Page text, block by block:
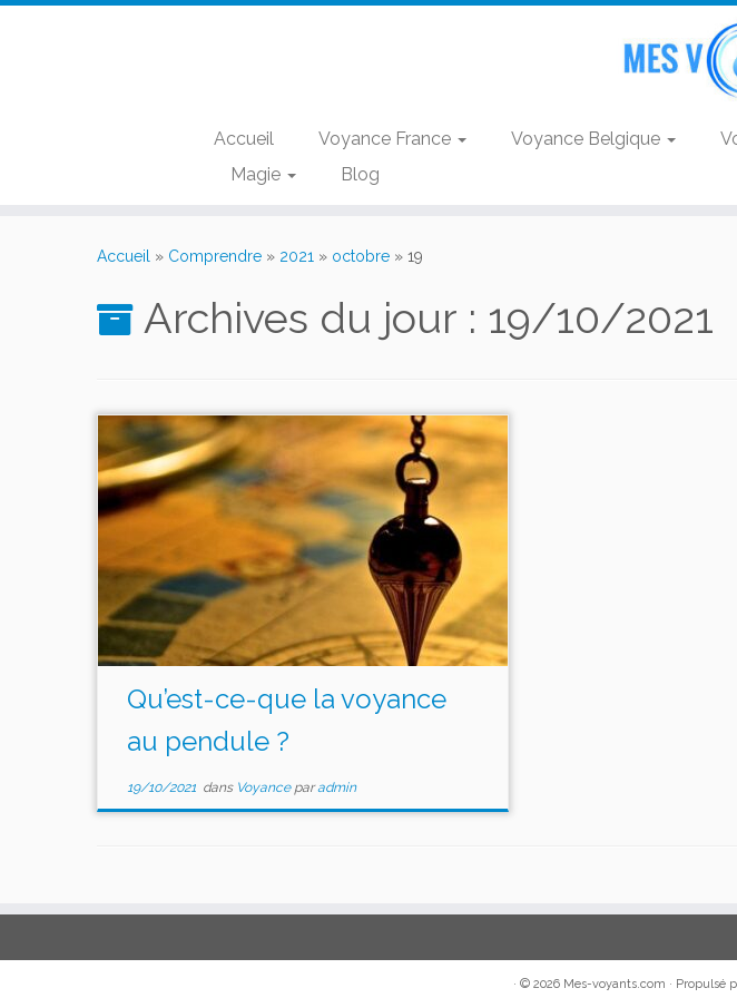
Accueil Voyance France Voyance Belgique
Magie
Blog
Accueil » Comprendre » 2021 » octobre » 19
Archives du jour : 19/10/2021
Qu’est-ce-que la voyance
au pendule ?
19/10/2021dans Voyance paradmin
· © 2026 Mes-voyants.com · Propulsé